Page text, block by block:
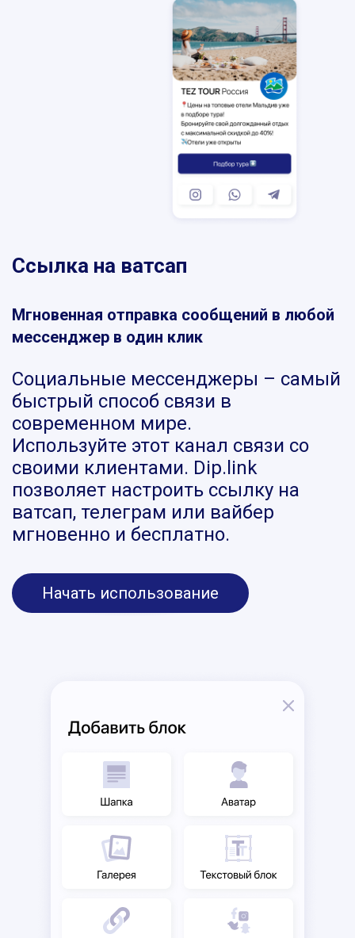
SKYPE
MESSENGER
TELEGRAM
WHATSAPP
Ссылка на ватсап
Мгновенная отправка сообщений в любой
мессенджер в один клик
Социальные мессенджеры – самый
быстрый способ связи в
современном мире.
Используйте этот канал связи со
своими клиентами. Dip.link
позволяет настроить ссылку на
ватсап, телеграм или вайбер
мгновенно и бесплатно.
Начать использование